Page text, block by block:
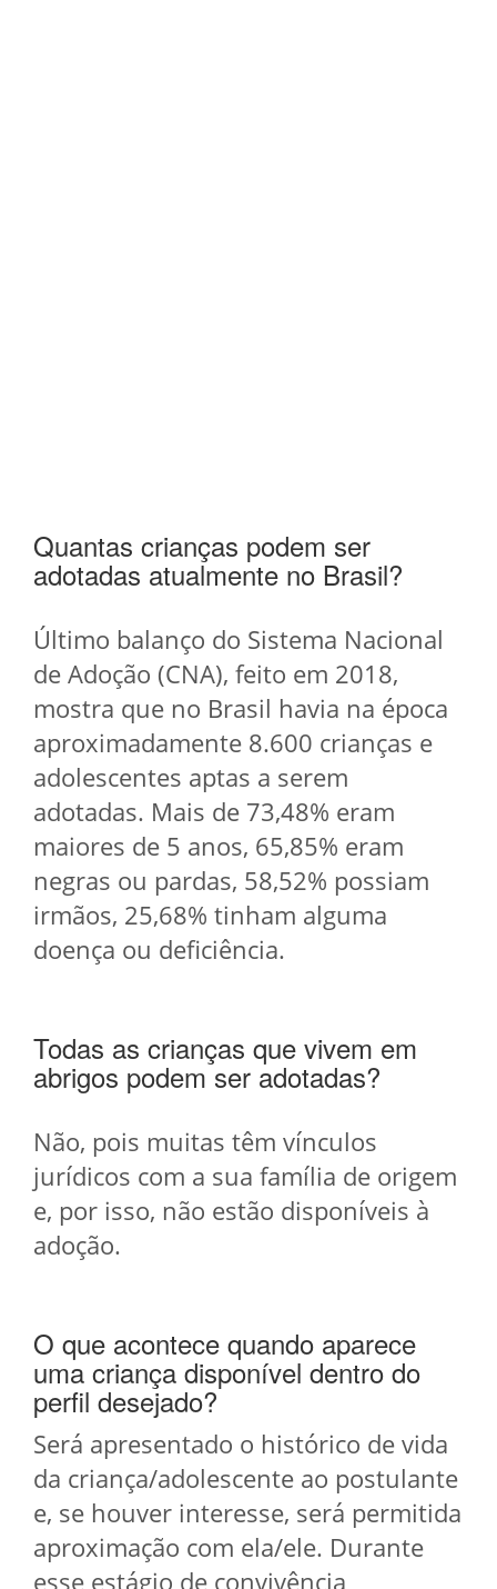
Quantas crianças podem ser
adotadas atualmente no Brasil?
Último balanço do Sistema Nacional
de Adoção (CNA), feito em 2018,
mostra que no Brasil havia na época
aproximadamente 8.600 crianças e
adolescentes aptas a serem
adotadas. Mais de 73,48% eram
maiores de 5 anos, 65,85% eram
negras ou pardas, 58,52% possiam
irmãos, 25,68% tinham alguma
doença ou deficiência.
Todas as crianças que vivem em
abrigos podem ser adotadas?
Não, pois muitas têm vínculos
jurídicos com a sua família de origem
e, por isso, não estão disponíveis à
adoção.
O que acontece quando aparece
uma criança disponível dentro do
perfil desejado?
Será apresentado o histórico de vida
da criança/adolescente ao postulante
e, se houver interesse, será permitida
aproximação com ela/ele. Durante
esse estágio de convivência